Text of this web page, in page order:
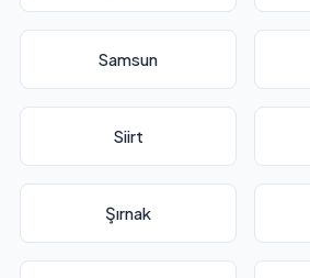
Samsun
Siirt
Şırnak